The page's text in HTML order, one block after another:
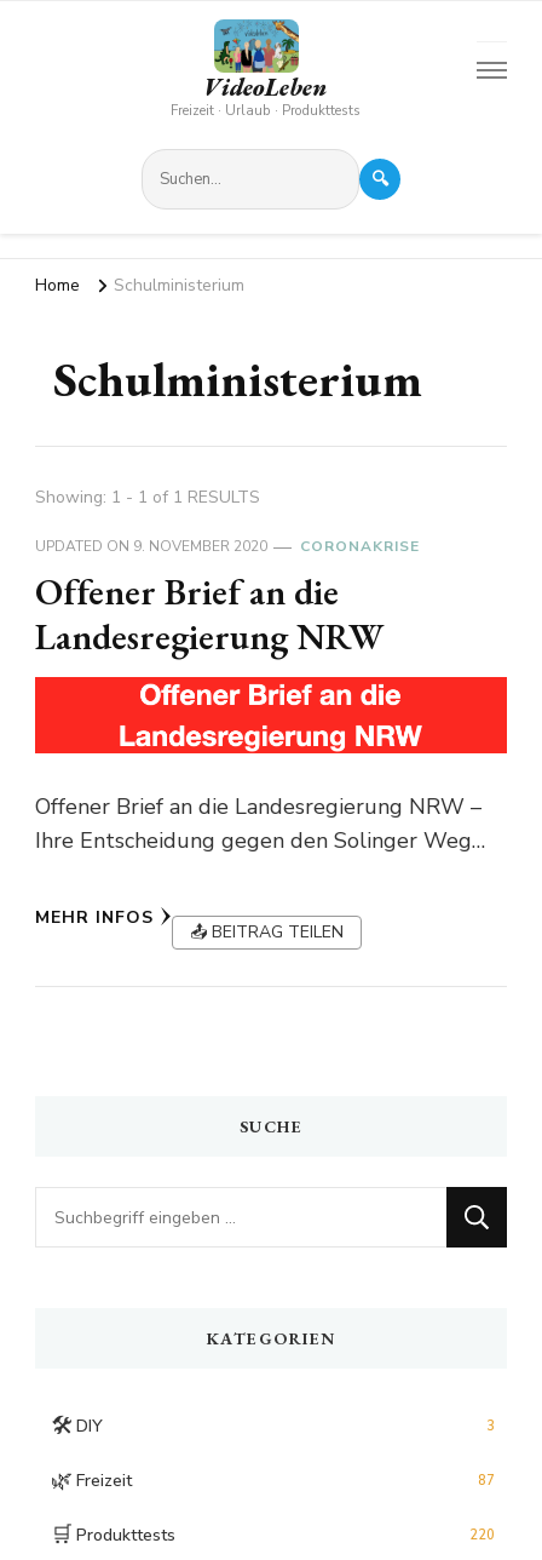
VideoLeben
Freizeit · Urlaub · Produkttests
🔍
Home Schulministerium
Schulministerium
Showing: 1 - 1 of 1 RESULTS
UPDATED ON 9. NOVEMBER 2020 CORONAKRISE
Offener Brief an die
Landesregierung NRW
Offener Brief an die Landesregierung NRW –
Ihre Entscheidung gegen den Solinger Weg…
MEHR INFOS
📤 BEITRAG TEILEN
SUCHE
Looking
for
KATEGORIEN
🛠️ DIY 3
🌿 Freizeit 87
🛒 Produkttests 220